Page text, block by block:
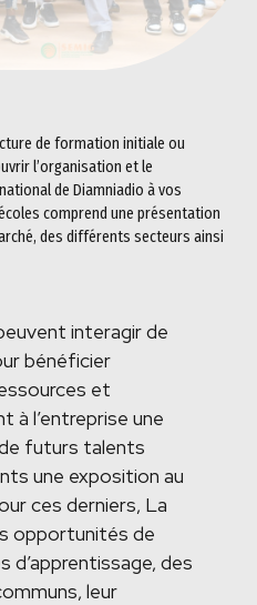
de formation initiale ou
l’organisation et le
de Diamniadio à vos
comprend une présentation
des différents secteurs ainsi
interagir de
bénéficier
et
l’entreprise une
futurs talents
une exposition au
ces derniers, La
opportunités de
d’apprentissage, des
leur